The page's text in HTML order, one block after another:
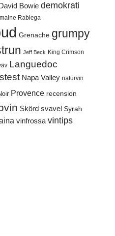
Bowie demokrati
Rabiega
Grenache grumpy
Jeff Beck King Crimson
Languedoc
Napa Valley naturvin
Provence recension
Skörd svavel Syrah
vinfrossa vintips